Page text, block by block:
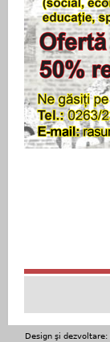
Design şi dezvoltare: